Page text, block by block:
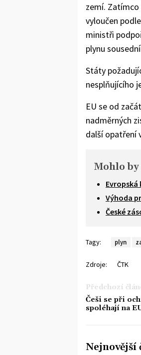
zemí.
vyloučen
ministři
plynu
Státy
nesplňujícího
EU se od
nadměrných
další opatření
Mohlo
Evropská
Výhoda
České
Tagy: plyn
Zdroje: ČTK
Předchozí
Češi se při
spoléhají na
Nejnovější